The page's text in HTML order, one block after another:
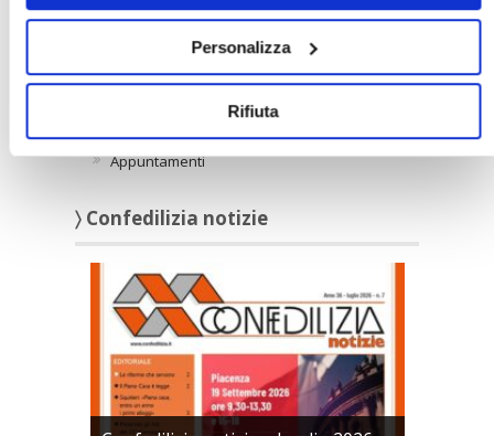
Personalizza
Rifiuta
Appuntamenti
〉 Confedilizia notizie